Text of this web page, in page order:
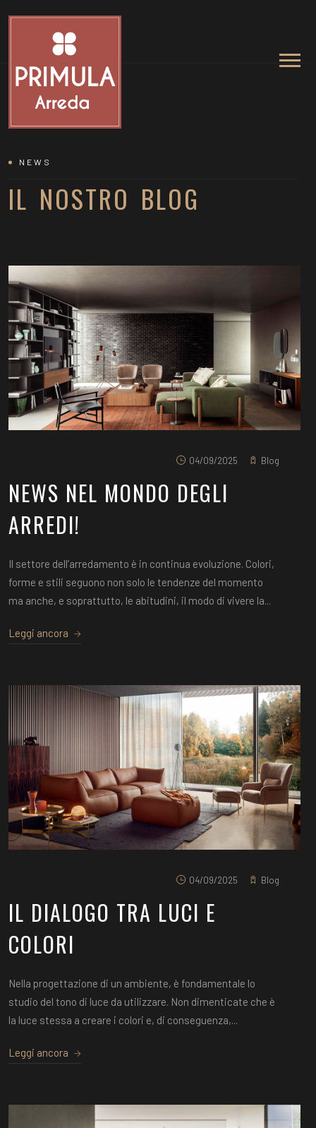
NEWS
IL NOSTRO BLOG
04/09/2025 Blog
NEWS NEL MONDO DEGLI
ARREDI!
Il settore dell’arredamento è in continua evoluzione. Colori,
forme e stili seguono non solo le tendenze del momento
ma anche, e soprattutto, le abitudini, il modo di vivere la...
Leggi ancora
04/09/2025 Blog
IL DIALOGO TRA LUCI E
COLORI
Nella progettazione di un ambiente, è fondamentale lo
studio del tono di luce da utilizzare. Non dimenticate che è
la luce stessa a creare i colori e, di conseguenza,...
Leggi ancora